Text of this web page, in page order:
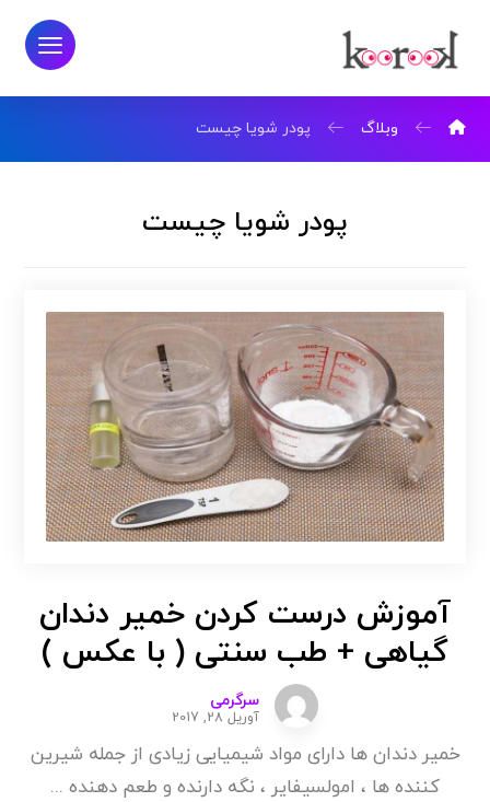
وبلاگ پودر شویا چیست
پودر شویا چیست
آموزش درست کردن خمیر دندان
گیاهی + طب سنتی ( با عکس )
سرگرمی
آوریل 28, 2017
خمیر دندان ها دارای مواد شیمیایی زیادی از جمله شیرین
کننده ها ، امولسیفایر ، نگه دارنده و طعم دهنده ...